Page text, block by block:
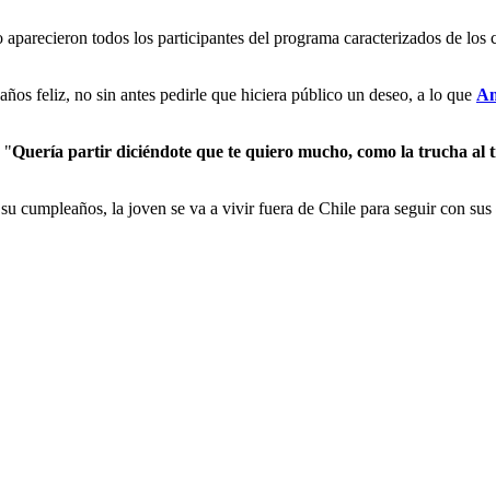
todos los participantes del programa caracterizados de los
feliz, no sin antes pedirle que hiciera público un deseo, a lo que
"Quería partir diciéndote que te quiero mucho, como la trucha al
cumpleaños, la joven se va a vivir fuera de Chile para seguir con